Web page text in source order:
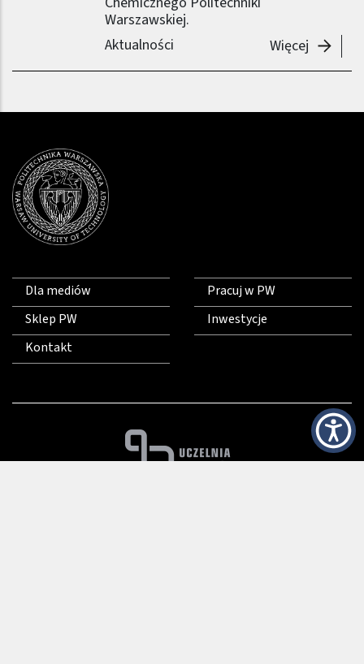
Warszawskiej.
Aktualności
Więcej Start-
Dla mediów
Sklep PW
Kontakt
Pracuj w PW
Inwestycje